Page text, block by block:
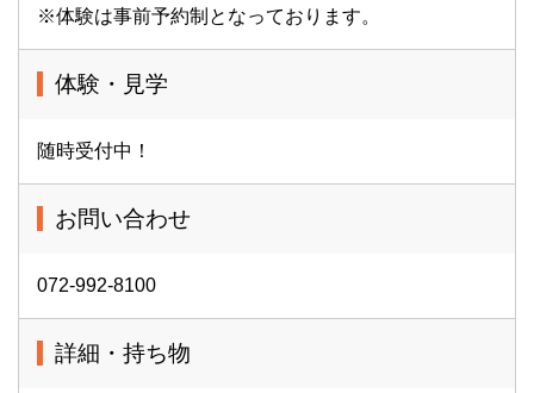
※体験は事前予約制となっております。
体験・見学
随時受付中！
お問い合わせ
072-992-8100
詳細・持ち物